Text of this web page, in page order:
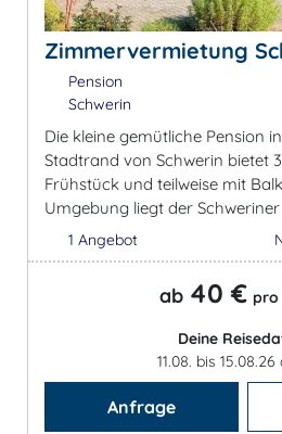
Zimmervermietung
Pension
Schwerin
Die kleine gemütliche Pension
Stadtrand von Schwerin bietet
Frühstück und teilweise mit
Umgebung liegt der
1 Angebot
ab 40 € pro
Deine
11.08. bis 15.08.26
Anfrage